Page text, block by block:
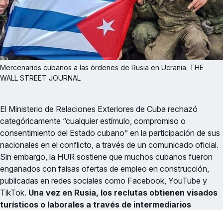
Mercenarios cubanos a las órdenes de Rusia en Ucrania. THE
WALL STREET JOURNAL
El Ministerio de Relaciones Exteriores de Cuba rechazó
categóricamente “cualquier estímulo, compromiso o
consentimiento del Estado cubano” en la participación de sus
nacionales en el conflicto, a través de un comunicado oficial.
Sin embargo, la HUR sostiene que muchos cubanos fueron
engañados con falsas ofertas de empleo en construcción,
publicadas en redes sociales como Facebook, YouTube y
TikTok. Una vez en Rusia, los reclutas obtienen visados
turísticos o laborales a través de intermediarios